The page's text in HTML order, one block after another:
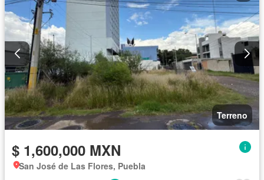
Terreno
$ 1,600,000 MXN
San José de Las Flores, Puebla